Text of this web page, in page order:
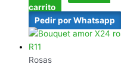
carrito
Pedir por Whatsapp
Rosas